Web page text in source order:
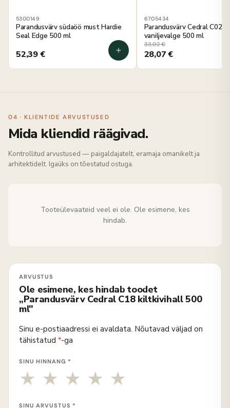
5300149
Parandusvärv südaöö must Hardie
Seal Edge 500 ml
52,39€
6705434
Parandusvärv Cedral C02
vaniljevalge 500 ml
33,02€
28,07€
04 · KLIENTIDE ARVUSTUSED
Mida kliendid räägivad.
Kontrollitud arvustused — paigaldajatelt, eramaja omanikelt ja
arhitektidelt. Igaüks on tõestatud ostuga.
Tooteülevaateid veel ei ole. Ole esimene, kes
hindab.
Ole esimene, kes hindab toodet
„Parandusvärv Cedral C18 kiltkivihall 500
ml"
Sinu e-postiaadressi ei avaldata. Nõutavad väljad on
tähistatud *-ga
SINU HINNANG *
SINU ARVUSTUS *